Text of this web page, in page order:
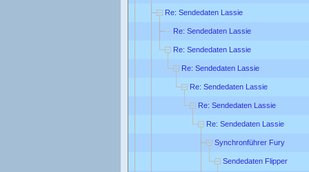
Re: Sendedaten Lassie
Re: Sendedaten Lassie
Re: Sendedaten Lassie
Re: Sendedaten Lassie
Re: Sendedaten Lassie
Re: Sendedaten Lassie
Re: Sendedaten Lassie
Synchronführer Fury
Sendedaten Flipper